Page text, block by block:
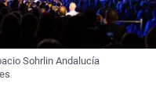
Sohrlin Andalucía